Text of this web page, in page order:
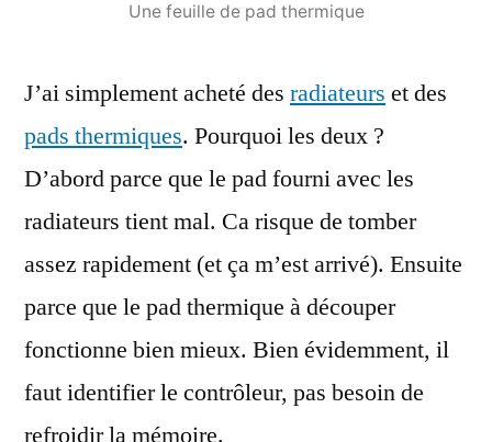
Une feuille de pad thermique
J’ai simplement acheté des radiateurs et des
pads thermiques. Pourquoi les deux ?
D’abord parce que le pad fourni avec les
radiateurs tient mal. Ca risque de tomber
assez rapidement (et ça m’est arrivé). Ensuite
parce que le pad thermique à découper
fonctionne bien mieux. Bien évidemment, il
faut identifier le contrôleur, pas besoin de
refroidir la mémoire.